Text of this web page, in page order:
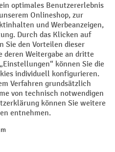
Page Privacy Settings
zzgl.Versandkosten und ggf.
angegeben.
reicht. Der Rabatt gilt nicht auf